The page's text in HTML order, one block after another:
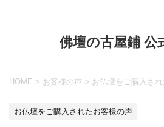
佛壇の古屋鋪 公
HOME > お客様の声 > お仏壇をご購入さ
お仏壇をご購入されたお客様の声